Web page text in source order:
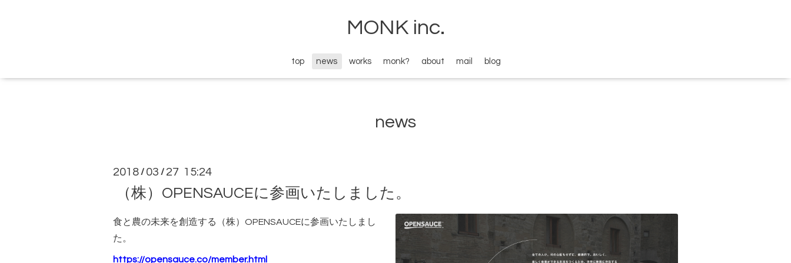
MONK inc.
top news works monk? about mail blog
news
2018 / 03 / 27 15:24
（株）OPENSAUCEに参画いたしました。
食と農の未来を創造する（株）OPENSAUCEに参画いたしまし
た。
https://opensauce.co/member.html